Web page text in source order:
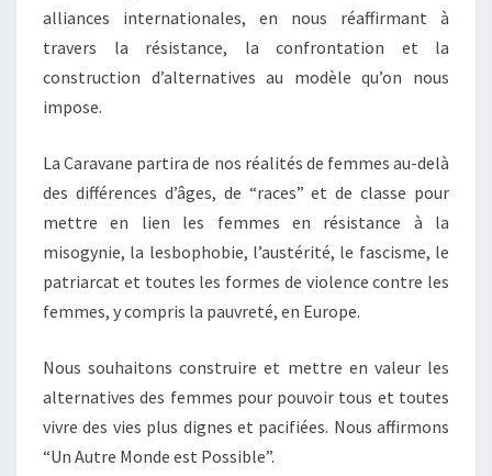
alliances internationales, en nous réaffirmant à
travers la résistance, la confrontation et la
construction d’alternatives au modèle qu’on nous
impose.
La Caravane partira de nos réalités de femmes au-delà
des différences d’âges, de “races” et de classe pour
mettre en lien les femmes en résistance à la
misogynie, la lesbophobie, l’austérité, le fascisme, le
patriarcat et toutes les formes de violence contre les
femmes, y compris la pauvreté, en Europe.
Nous souhaitons construire et mettre en valeur les
alternatives des femmes pour pouvoir tous et toutes
vivre des vies plus dignes et pacifiées. Nous affirmons
“Un Autre Monde est Possible”.